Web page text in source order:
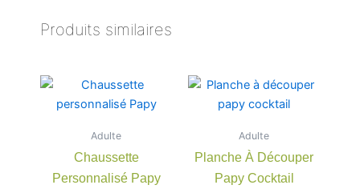
Produits similaires
Adulte
Chaussette
Personnalisé Papy
variations.
Adulte
Planche À Découper
Papy Cocktail